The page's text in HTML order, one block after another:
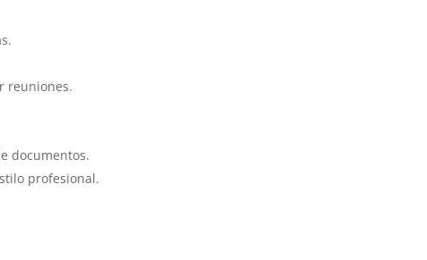
reuniones.
documentos.
profesional.